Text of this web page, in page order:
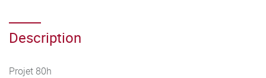
Description
Projet 80h